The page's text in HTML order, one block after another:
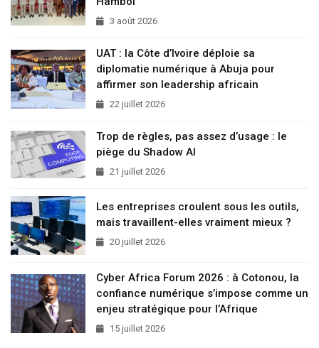
3 août 2026
UAT : la Côte d’Ivoire déploie sa
diplomatie numérique à Abuja pour
affirmer son leadership africain
22 juillet 2026
Trop de règles, pas assez d’usage : le
piège du Shadow AI
21 juillet 2026
Les entreprises croulent sous les outils,
mais travaillent-elles vraiment mieux ?
20 juillet 2026
Cyber Africa Forum 2026 : à Cotonou, la
confiance numérique s’impose comme un
enjeu stratégique pour l’Afrique
15 juillet 2026